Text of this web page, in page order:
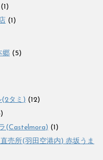
(1)
(1)
郷 (5)
(2タミ) (12)
(Castelmora) (1)
売所(羽田空港内) 赤坂うま